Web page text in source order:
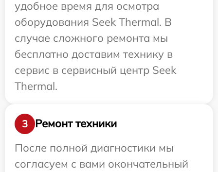
удобное время для осмотра
оборудования Seek Thermal. В
случае сложного ремонта мы
бесплатно доставим технику в
сервис в сервисный центр Seek
Thermal.
3
Ремонт техники
После полной диагностики мы
согласуем с вами окончательный